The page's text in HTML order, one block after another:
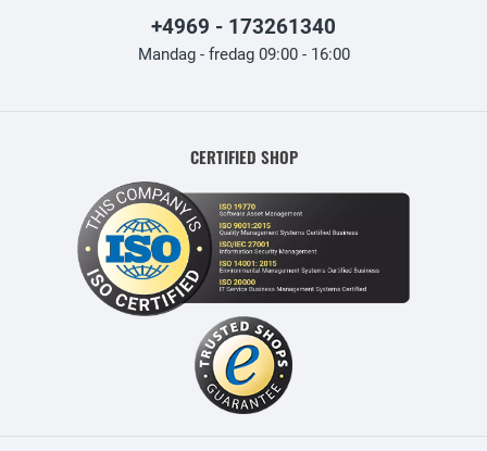
+4969 - 173261340
Mandag - fredag 09:00 - 16:00
CERTIFIED SHOP